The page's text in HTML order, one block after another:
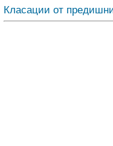
Класации от